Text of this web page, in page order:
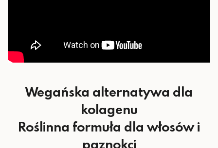
Selen
RWS*)
Wegańska alternatywa dla
kolagenu
Roślinna formuła dla włosów i
paznokci